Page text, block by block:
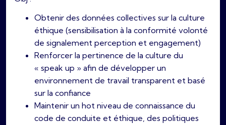
Obtenir des données collectives sur la culture
éthique (sensibilisation à la conformité volonté
de signalement perception et engagement)
Renforcer la pertinence de la culture du
« speak up » afin de développer un
environnement de travail transparent et basé
sur la confiance
Maintenir un hot niveau de connaissance du
code de conduite et éthique, des politiques